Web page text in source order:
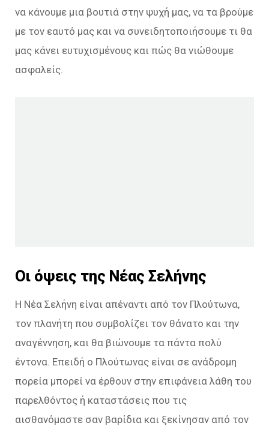
να κάνουμε μια βουτιά στην ψυχή μας, να τα βρούμε
με τον εαυτό μας και να συνειδητοποιήσουμε τι θα
μας κάνει ευτυχισμένους και πώς θα νιώθουμε
ασφαλείς.
Οι όψεις της Νέας Σελήνης
Η Νέα Σελήνη είναι απέναντι από τον Πλούτωνα,
τον πλανήτη που συμβολίζει τον θάνατο και την
αναγέννηση, και θα βιώνουμε τα πάντα πολύ
έντονα. Επειδή ο Πλούτωνας είναι σε ανάδρομη
πορεία μπορεί να έρθουν στην επιφάνεια λάθη του
παρελθόντος ή καταστάσεις που τις
αισθανόμαστε σαν βαρίδια και ξεκίνησαν από τον